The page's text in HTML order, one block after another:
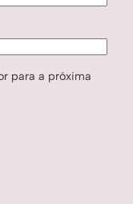
para a próxima